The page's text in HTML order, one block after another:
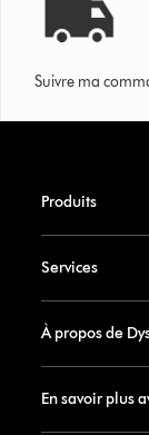
Suivre ma
Produits
Services
À propos de
En savoir plus